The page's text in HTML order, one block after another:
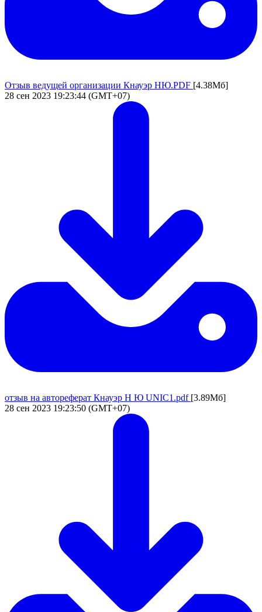
Отзыв ведущей организации Кнауэр НЮ.PDF [4.38Мб]
28 сен 2023 19:23:44 (GMT+07)
отзыв на автореферат Кнауэр Н Ю UNIC1.pdf [3.89Мб]
28 сен 2023 19:23:50 (GMT+07)